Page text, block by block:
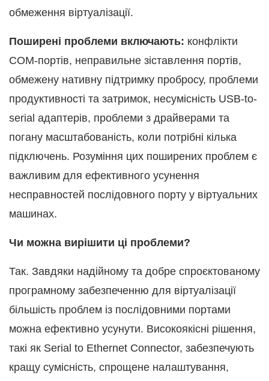
обмеження віртуалізації.
Поширені проблеми включають: конфлікти
COM-портів, неправильне зіставлення портів,
обмежену нативну підтримку пробросу, проблеми
продуктивності та затримок, несумісність USB-to-
serial адаптерів, проблеми з драйверами та
погану масштабованість, коли потрібні кілька
підключень. Розуміння цих поширених проблем є
важливим для ефективного усунення
несправностей послідовного порту у віртуальних
машинах.
Чи можна вирішити ці проблеми?
Так. Завдяки надійному та добре спроєктованому
програмному забезпеченню для віртуалізації
більшість проблем із послідовними портами
можна ефективно усунути. Високоякісні рішення,
такі як Serial to Ethernet Connector, забезпечують
кращу сумісність, спрощене налаштування,